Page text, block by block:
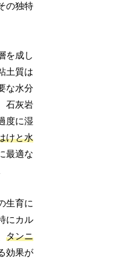
の独特
を成し
土質は
な水分
石灰岩
度に湿
けと水
最適な
生育に
にカル
タンニ
効果が